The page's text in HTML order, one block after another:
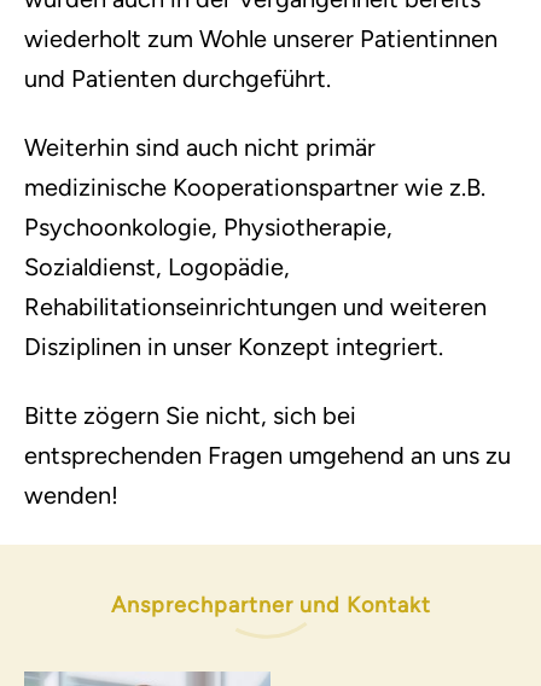
wiederholt zum Wohle unserer Patientinnen
und Patienten durchgeführt.
Weiterhin sind auch nicht primär
medizinische Kooperationspartner wie z.B.
Psychoonkologie, Physiotherapie,
Sozialdienst, Logopädie,
Rehabilitationseinrichtungen und weiteren
Disziplinen in unser Konzept integriert.
Bitte zögern Sie nicht, sich bei
entsprechenden Fragen umgehend an uns zu
wenden!
Ansprechpartner und Kontakt